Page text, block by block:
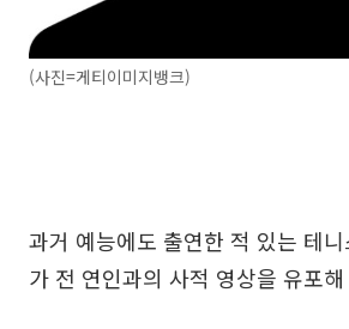
(사진=게티이미지뱅크)
과거 예능에도 출연한 적 있는 테
가 전 연인과의 사적 영상을 유포